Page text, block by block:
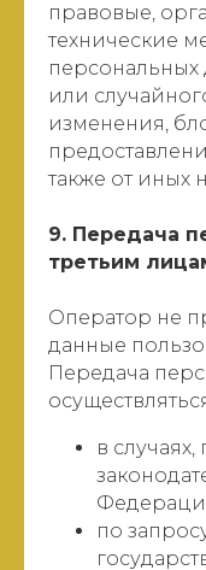
правовые,
технические
или
изменения,
также от иных
9. Передача
третьим
Оператор не
данные
Передача
в
по